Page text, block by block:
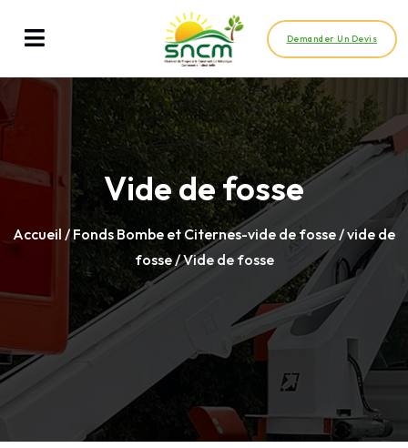
Demander Un Devis
Vide de fosse
Accueil /Fonds Bombe et Citernes-vide de fosse/vide de
fosse/ Vide de fosse